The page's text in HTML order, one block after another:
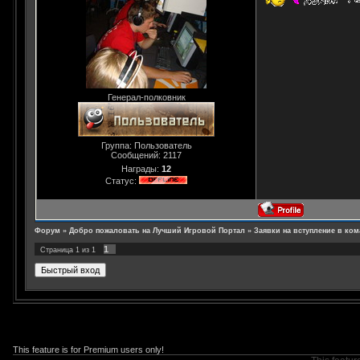
Генерал-полковник
Группа: Пользователь
Сообщений: 2117
Награды: 12
Статус:
Форум » Добро пожаловать на Лучший Игровой Портал » Заявки на вступление в
Страница 1 из 1 1
This feature is for Premium users only!